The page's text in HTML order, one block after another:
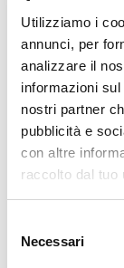
Utilizziamo i
annunci, per
analizzare il
informazioni
nostri partner
pubblicità e
con altre
raccolto dal tuo
delNecessari
risultanti dall’uso
L’allenamento
il trx, e con altri
prestare la
adatte al proprio
fiducia prima di
regime alimentare.
Condividi:
X
Allenamento